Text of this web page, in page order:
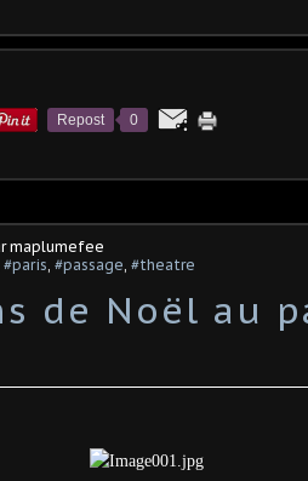
Repost 0
maplumefee
#paris #passage #theatre
de Noël au